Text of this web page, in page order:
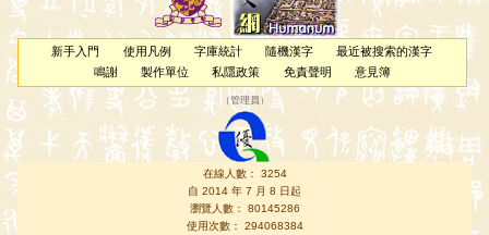
新手入門 使用凡例 字庫統計 隨機漢字
最近被搜索的漢字
鳴謝
製作單位 私隱政策 免責聲明 意見簿
（管理員 ）
在線人數： 3254
自 2014 年 7 月 8 日起
瀏覽人數： 80145286
使用次數： 294068384